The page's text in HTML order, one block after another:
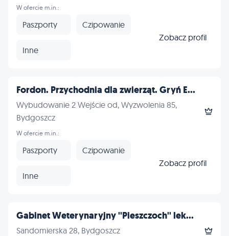
W ofercie m.in.:
Paszporty Czipowanie
Inne
Zobacz profil
Fordon. Przychodnia dla zwierząt. Gryń E...
Wybudowanie 2 Wejście od, Wyzwolenia 85,
Bydgoszcz
W ofercie m.in.:
Paszporty Czipowanie
Inne
Zobacz profil
Gabinet Weterynaryjny ''Pieszczoch'' lek...
Sandomierska 28, Bydgoszcz